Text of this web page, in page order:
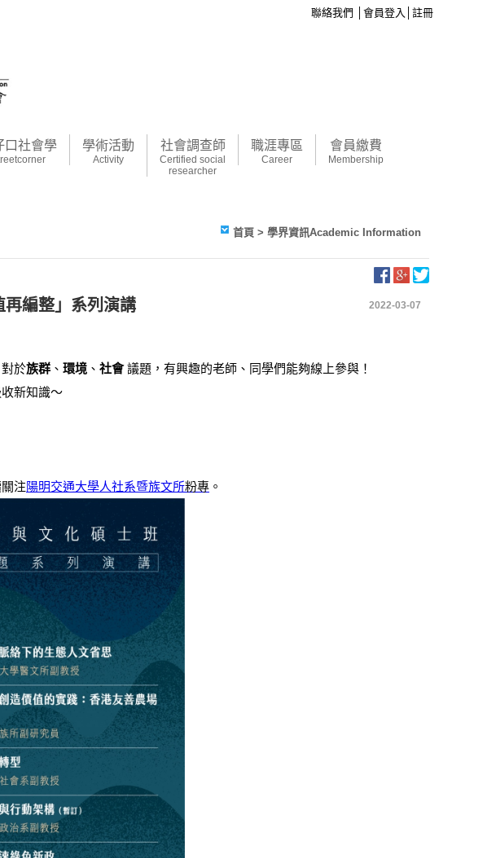
聯絡我們 會員登入 註冊
口社會學 學術活動
Activity
社會調查師
Certified social
researcher
職涯專區
Career
會員繳費
Membership
首頁 > 學界資訊Academic Information
再編整」系列演講 2022-03-07
對於族群 、 環境 、 社會議題，有興趣的老師、同學們能夠線上參與！
新知識～
注陽明交通大學人社系暨族文所粉專 。